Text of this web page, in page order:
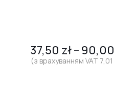
37,50 zł– 90,00
(з врахуванням VAT 7,01